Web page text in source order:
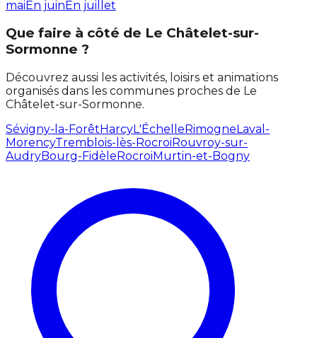
maiEn juinEn juillet
Que faire à côté de Le Châtelet-sur-
Sormonne ?
Découvrez aussi les activités, loisirs et animations
organisés dans les communes proches de Le
Châtelet-sur-Sormonne.
Sévigny-la-ForêtHarcyL'ÉchelleRimogneLaval-
MorencyTremblois-lès-RocroiRouvroy-sur-
AudryBourg-FidèleRocroiMurtin-et-Bogny